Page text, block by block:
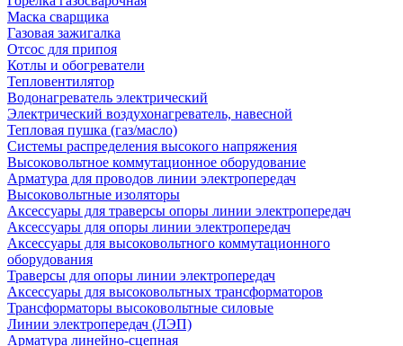
Маска сварщика
Газовая зажигалка
Отсос для припоя
Котлы и обогреватели
Тепловентилятор
Водонагреватель электрический
Электрический воздухонагреватель, навесной
Тепловая пушка (газ/масло)
Системы распределения высокого напряжения
Высоковольтное коммутационное оборудование
Арматура для проводов линии электропередач
Высоковольтные изоляторы
Аксессуары для траверсы опоры линии электропередач
Аксессуары для опоры линии электропередач
Аксессуары для высоковольтного коммутационного
оборудования
Траверсы для опоры линии электропередач
Аксессуары для высоковольтных трансформаторов
Трансформаторы высоковольтные силовые
Линии электропередач (ЛЭП)
Арматура линейно-сцепная